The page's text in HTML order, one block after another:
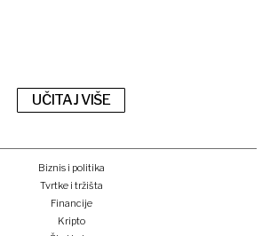
UČITAJ VIŠE
Biznis i politika
Tvrtke i tržišta
Financije
Kripto